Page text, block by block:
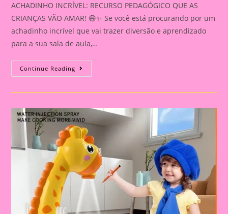
ACHADINHO INCRÍVEL: RECURSO PEDAGÓGICO QUE AS
CRIANÇAS VÃO AMAR! 😄✨ Se você está procurando por um
achadinho incrível que vai trazer diversão e aprendizado
para a sua sala de aula,…
Continue Reading ACHADINHO
INCRÍVEL:
PEDAGÓGICO
CRIANÇAS
VÃO
AMAR!
😄
✨